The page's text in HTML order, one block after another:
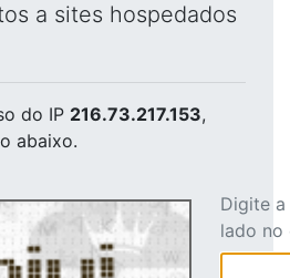
a sites hospedados
do IP 216.73.217.153,
abaixo.
Digite
lado no